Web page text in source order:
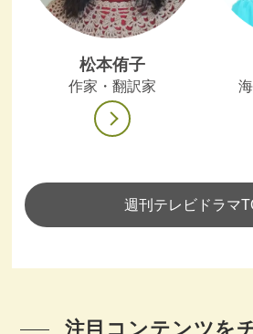
松本侑子
作家・翻訳家
週刊テレビドラマ
注目コンテンツを